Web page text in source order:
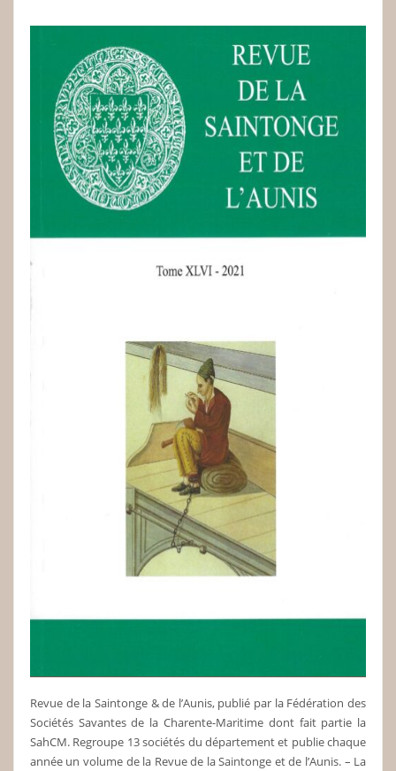
Revue de la Saintonge & de l’Aunis, publié par la Fédération des
Sociétés Savantes de la Charente-Maritime dont fait partie la
SahCM. Regroupe 13 sociétés du département et publie chaque
année un volume de la Revue de la Saintonge et de l’Aunis. – La